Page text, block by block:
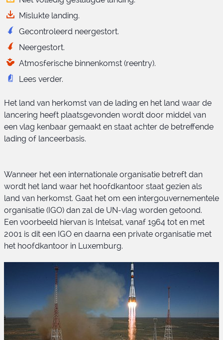
Mislukte landing.
Gecontroleerd neergestort.
Neergestort.
Atmosferische binnenkomst (reentry).
Lees verder.
Het land van herkomst van de lading en het land waar de
lancering heeft plaatsgevonden wordt door middel van
een vlag kenbaar gemaakt en staat achter de betreffende
lading of lanceerbasis.
Wanneer het een internationale organisatie betreft dan
wordt het land waar het hoofdkantoor staat gezien als
land van herkomst. Gaat het om een intergouvernementele
organisatie (IGO) dan zal de UN-vlag worden getoond.
Een voorbeeld hiervan is Intelsat, vanaf 1964 tot en met
2001 is dit een IGO en daarna een private organisatie met
het hoofdkantoor in Luxemburg.